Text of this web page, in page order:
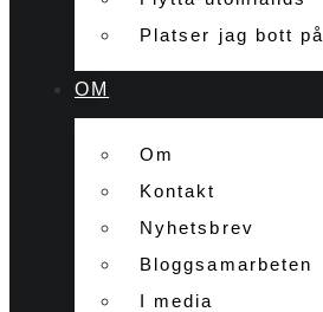
Platser jag bott på
OM
Om
Kontakt
Nyhetsbrev
Bloggsamarbeten
I media